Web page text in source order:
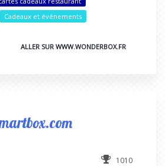
Cadeaux et événements
ALLER SUR WWW.WONDERBOX.FR
1010